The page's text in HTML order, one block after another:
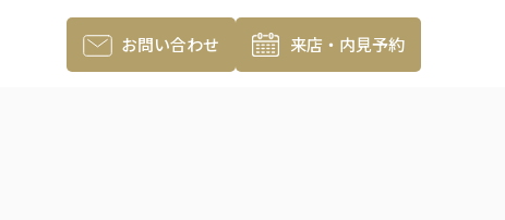
お問い合わせ 来店・内見予約